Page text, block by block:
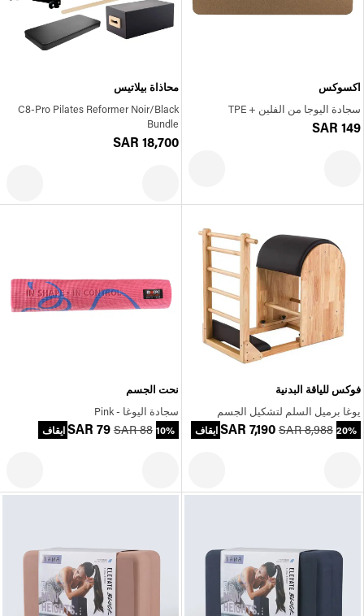
اكسوكس
سجادة اليوجا من الفلين + TPE
SAR 149
محاذاة بيلاتيس
C8-Pro Pilates Reformer Noir/Black
Bundle
SAR 18,700
فوكس للياقة البدنية
يوغا برميل السلم لتشكيل الجسم
SAR 7,190 SAR 8,988 20% ايقاف
نحت الجسم
سجادة اليوغا - Pink
SAR 79 SAR 88 10% ايقاف